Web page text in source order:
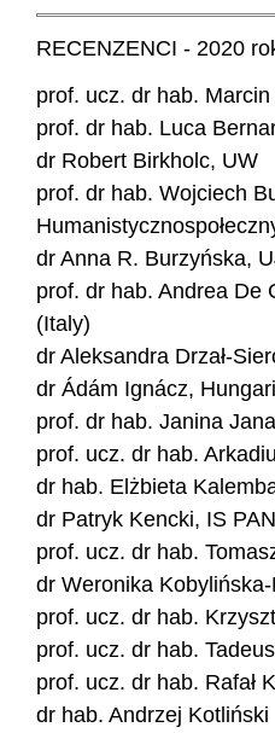
RECENZENCI - 2020
prof. ucz. dr hab.
prof. dr hab. Luca
dr Robert Birkholc, UW
prof. dr hab. Wojciech
dr Anna R. Burzyńska,
prof. dr hab. Andrea De
(Italy)
dr Aleksandra Drzał-
dr Ádám Ignácz,
prof. dr hab. Janina
prof. ucz. dr hab.
dr hab. Elżbieta
dr Patryk Kencki, IS PAN
prof. ucz. dr hab.
dr Weronika
prof. ucz. dr hab.
prof. ucz. dr hab.
prof. ucz. dr hab. Rafał
dr hab. Andrzej Kotliński